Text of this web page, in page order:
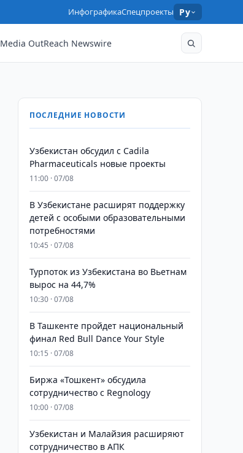
ИнфографикаСпецпроекты Ру
Media OutReach Newswire
ПОСЛЕДНИЕ НОВОСТИ
Узбекистан обсудил с Cadila
Pharmaceuticals новые проекты
11:00 · 07/08
В Узбекистане расширят поддержку
детей с особыми образовательными
потребностями
10:45 · 07/08
Турпоток из Узбекистана во Вьетнам
вырос на 44,7%
10:30 · 07/08
В Ташкенте пройдет национальный
финал Red Bull Dance Your Style
10:15 · 07/08
Биржа «Тошкент» обсудила
сотрудничество с Regnology
10:00 · 07/08
Узбекистан и Малайзия расширяют
сотрудничество в АПК